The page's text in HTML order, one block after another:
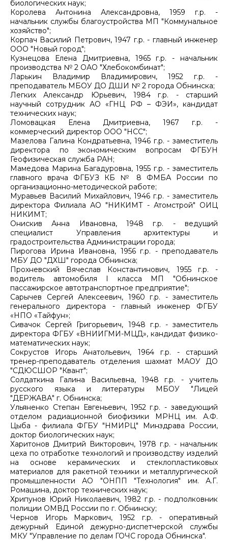
биологических наук;
Королева Антонина Александровна, 1959 г.р. -
начальник службы благоустройства МП "Коммунальное
хозяйство";
Корпач Василий Петрович, 1947 г.р. - главный инженер
ООО "Новый город";
Кузнецова Елена Дмитриевна, 1965 г.р. - начальник
производства № 2 ОАО "Хлебокомбинат";
Ларькин Владимир Владимирович, 1952 г.р. -
преподаватель МБОУ ДО ДШИ № 2 города Обнинска;
Легких Александр Юрьевич, 1984 г.р. - старший
научный сотрудник АО «ГНЦ РФ – ФЭИ», кандидат
технических наук;
Ломовацкая Елена Дмитриевна, 1967 г.р. -
коммерческий директор ООО "НСС";
Мазелова Галина Кондратьевна, 1946 г.р. - заместитель
директора по экономическим вопросам ФГБУН
Геофизическая служба РАН;
Мамедова Марина Багадуровна, 1955 г.р. - заместитель
главного врача ФГБУЗ КБ № 8 ФМБА России по
организационно-методической работе;
Муравьев Василий Михайлович, 1946 г.р. - заместитель
директора Филиала АО "НИКИМТ - Атомстрой" ОИЦ
НИКИМТ;
Онискив Анна Ивановна, 1948 г.р. - ведущий
специалист Управления архитектуры и
градостроительства Администрации города;
Пирогова Ирина Ивановна, 1956 г.р. - преподаватель
МБУ ДО "ДХШ" города Обнинска;
Прохневский Вячеслав Константинович, 1955 г.р. -
водитель автомобиля I класса МП "Обнинское
пассажирское автотранспортное предприятие";
Сарычев Сергей Алексеевич, 1960 г.р. - заместитель
генерального директора - главный инженер ФГБУ
«НПО «Тайфун»;
Сивачок Сергей Григорьевич, 1948 г.р. - заместитель
директора ФГБУ «ВНИИГМИ-МЦД», кандидат физико-
математических наук;
Сокрустов Игорь Анатольевич, 1964 г.р. - старший
тренер-преподаватель отделения шахмат МАОУ ДО
"СДЮСШОР "Квант";
Солдаткина Галина Васильевна, 1948 г.р. - учитель
русского языка и литературы МБОУ "Лицей
"ДЕРЖАВА" г. Обнинска;
Ульяненко Степан Евгеньевич, 1952 г.р. - заведующий
отделом радиационной биофизики МРНЦ им. А.Ф.
Цыба - филиала ФГБУ "НМИРЦ" Минздрава России,
доктор биологических наук;
Харитонов Дмитрий Викторович, 1978 г.р. - начальник
цеха по отработке технологий и производству изделий
на основе керамических и стеклопластиковых
материалов для ракетной техники и металлургической
промышленности АО "ОНПП "Технология" им. А.Г.
Ромашина, доктор технических наук;
Хрипунов Юрий Николаевич, 1982 г.р. - подполковник
полиции ОМВД России по г. Обнинску;
Чернов Игорь Маркович, 1952 г.р. - оперативный
дежурный Единой дежурно-диспетчерской службы
МКУ "Управление по делам ГОЧС города Обнинска".